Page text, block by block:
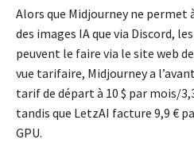
Alors que Midjourney ne permet
des images IA que via Discord,
peuvent le faire via le site web
vue tarifaire, Midjourney a
tarif de départ à 10 $ par mois/
tandis que LetzAI facture 9,9 €
GPU.